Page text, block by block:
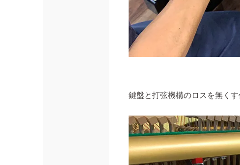
鍵盤と打弦機構のロスを無くす